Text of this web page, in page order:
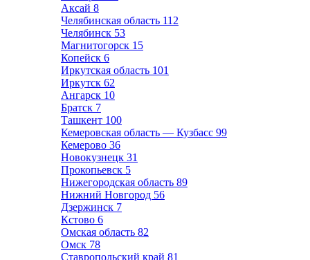
Аксай 8
Челябинская область 112
Челябинск 53
Магнитогорск 15
Копейск 6
Иркутская область 101
Иркутск 62
Ангарск 10
Братск 7
Ташкент 100
Кемеровская область — Кузбасс 99
Кемерово 36
Новокузнецк 31
Прокопьевск 5
Нижегородская область 89
Нижний Новгород 56
Дзержинск 7
Кстово 6
Омская область 82
Омск 78
Ставропольский край 81